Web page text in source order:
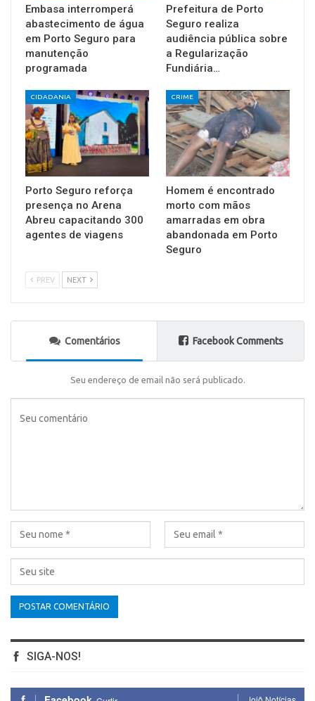
Embasa interromperá
abastecimento de água
em Porto Seguro para
manutenção
programada
Prefeitura de Porto
Seguro realiza
audiência pública sobre
a Regularização
Fundiária…
CIDADANIA
Porto Seguro reforça
presença no Arena
Abreu capacitando 300
agentes de viagens
CRIME
Homem é encontrado
morto com mãos
amarradas em obra
abandonada em Porto
Seguro
PREV NEXT
Comentários Facebook Comments
Seu endereço de email não será publicado.
SIGA-NOS!